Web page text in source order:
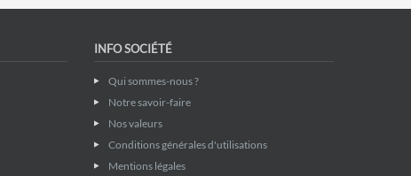
INFO SOCIÉTÉ
Qui sommes-nous ?
Notre savoir-faire
Nos valeurs
Conditions générales d'utilisations
Mentions légales